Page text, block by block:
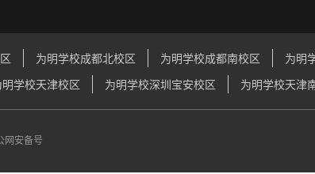
为明学校成都北校区 为明学校成都南校区
为明
明学校天津校区 为明学校深圳宝安校区 为明学校天津
网安备号